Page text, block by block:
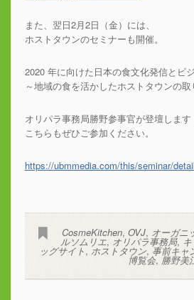
また、翌日2月2日（金）には、
ホストタウンのセミナーも開催。
2020 年に向けた日本の食文化発信とビ
～地域の食を活かしたホストタウンの取
オリパラ事務局勝野参事官が登壇します
こちらもぜひご参加ください。
https://ubmmedia.com/this/seminar/d
CosmeKitchen,OVJ, オーガニ
ルソムリエ, オリパラ事務局,
ッグサイト,ホストタウン,事前キャ
博覧会, 勝野美